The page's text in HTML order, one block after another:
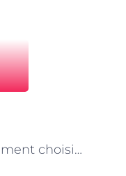
Comment choisir le bon plombier à Paris pour votre projet ?